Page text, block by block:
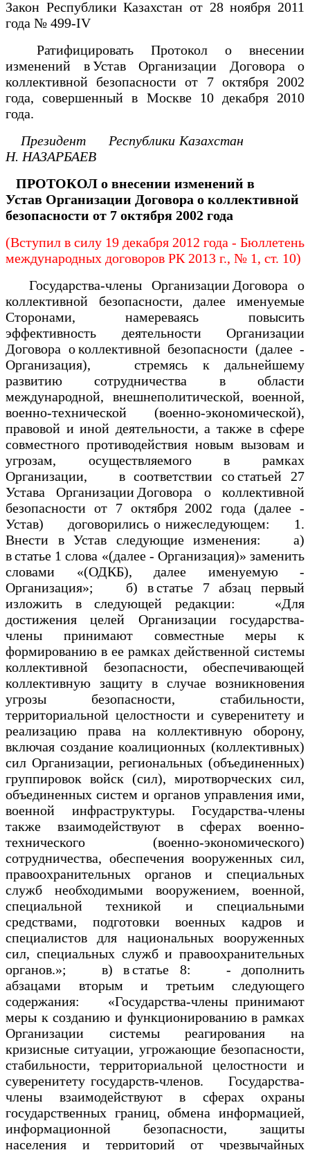
Закон Республики Казахстан от 28 ноября 2011
года № 499-IV
Ратифицировать Протокол о внесении
изменений в Устав Организации Договора о
коллективной безопасности от 7 октября 2002
года, совершенный в Москве 10 декабря 2010
года.
Президент
Республики Казахстан
Н. НАЗАРБАЕВ
ПРОТОКОЛ о внесении изменений в
Устав Организации Договора о коллективной
безопасности от 7 октября 2002 года
(Вступил в силу 19 декабря 2012 года - Бюллетень
международных договоров РК 2013 г., № 1, ст. 10)
Государства-члены Организации Договора о
коллективной безопасности, далее именуемые
Сторонами, намереваясь повысить
эффективность деятельности Организации
Договора о коллективной безопасности (далее -
Организация), стремясь к дальнейшему
развитию сотрудничества в области
международной, внешнеполитической, военной,
военно-технической (военно-экономической),
правовой и иной деятельности, а также в сфере
совместного противодействия новым вызовам и
угрозам, осуществляемого в рамках
Организации, в соответствии со статьей 27
Устава Организации Договора о коллективной
безопасности от 7 октября 2002 года (далее -
Устав) договорились о нижеследующем: 1.
Внести в Устав следующие изменения: а)
в статье 1 слова «(далее - Организация)» заменить
словами «(ОДКБ), далее именуемую -
Организация»; б) в статье 7 абзац первый
изложить в следующей редакции: «Для
достижения целей Организации государства-
члены принимают совместные меры к
формированию в ее рамках действенной системы
коллективной безопасности, обеспечивающей
коллективную защиту в случае возникновения
угрозы безопасности, стабильности,
территориальной целостности и суверенитету и
реализацию права на коллективную оборону,
включая создание коалиционных (коллективных)
сил Организации, региональных (объединенных)
группировок войск (сил), миротворческих сил,
объединенных систем и органов управления ими,
военной инфраструктуры. Государства-члены
также взаимодействуют в сферах военно-
технического (военно-экономического)
сотрудничества, обеспечения вооруженных сил,
правоохранительных органов и специальных
служб необходимыми вооружением, военной,
специальной техникой и специальными
средствами, подготовки военных кадров и
специалистов для национальных вооруженных
сил, специальных служб и правоохранительных
органов.»; в) в статье 8: - дополнить
абзацами вторым и третьим следующего
содержания: «Государства-члены принимают
меры к созданию и функционированию в рамках
Организации системы реагирования на
кризисные ситуации, угрожающие безопасности,
стабильности, территориальной целостности и
суверенитету государств-членов. Государства-
члены взаимодействуют в сферах охраны
государственных границ, обмена информацией,
информационной безопасности, защиты
населения и территорий от чрезвычайных